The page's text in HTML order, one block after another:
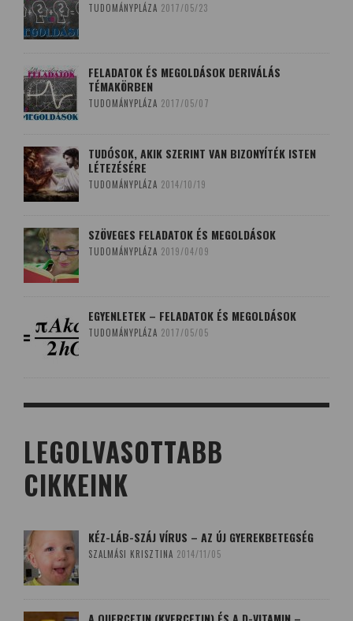
TUDOMÁNYPLÁZA 2017/05/23
FELADATOK ÉS MEGOLDÁSOK DERIVÁLÁS
TÉMAKÖRBEN
TUDOMÁNYPLÁZA 2017/05/07
TUDÓSOK, AKIK SZERINT VAN BIZONYÍTÉK ISTEN
LÉTEZÉSÉRE
TUDOMÁNYPLÁZA 2014/10/19
SZÖVEGES FELADATOK ÉS MEGOLDÁSOK
TUDOMÁNYPLÁZA 2019/04/09
EGYENLETEK – FELADATOK ÉS MEGOLDÁSOK
TUDOMÁNYPLÁZA 2017/05/05
LEGOLVASOTTABB
CIKKEINK
KÉZ-LÁB-SZÁJ VÍRUS – AZ ÚJ GYEREKBETEGSÉG
SZALMÁSI KRISZTINA 2014/11/05